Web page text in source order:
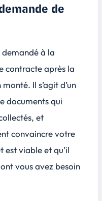
de
à la
contracte après la
Il s’agit d’un
documents qui
et
convaincre votre
viable et qu’il
vous avez besoin